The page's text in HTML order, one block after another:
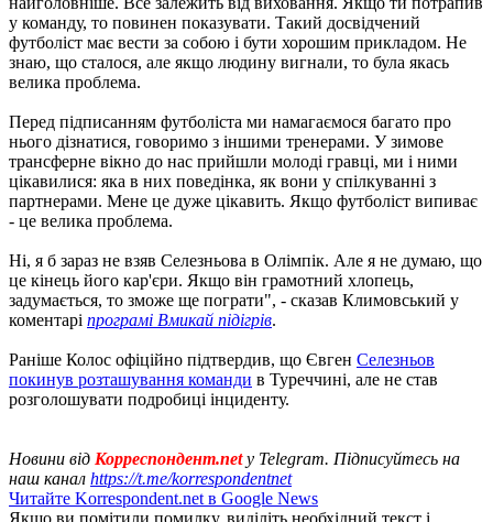
у команду, то повинен показувати. Такий досвідчений
футболіст має вести за собою і бути хорошим прикладом. Не
знаю, що сталося, але якщо людину вигнали, то була якась
велика проблема.
Перед підписанням футболіста ми намагаємося багато про
нього дізнатися, говоримо з іншими тренерами. У зимове
трансферне вікно до нас прийшли молоді гравці, ми і ними
цікавилися: яка в них поведінка, як вони у спілкуванні з
партнерами. Мене це дуже цікавить. Якщо футболіст випиває
- це велика проблема.
Ні, я б зараз не взяв Селезньова в Олімпік. Але я не думаю, що
це кінець його кар'єри. Якщо він грамотний хлопець,
задумається, то зможе ще пограти", - сказав Климовський у
коментарі програмі Вмикай підігрів.
Раніше Колос офіційно підтвердив, що Євген Селезньов
покинув розташування команди в Туреччині, але не став
розголошувати подробиці інциденту.
Новини від Корреспондент.netу Telegram. Підписуйтесь на
наш канал https://t.me/korrespondentnet
Читайте Korrespondent.net в Google News
Якщо ви помітили помилку, виділіть необхідний текст і